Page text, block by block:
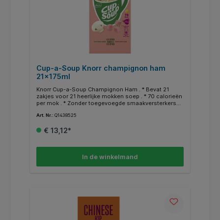
Zo bereid je binnen een handomdraai een heerlijke
mok soep. * Thuis, op kantoor of waar je ook bent,
Cup-a-Soup is altijd een heerlijk hartig tussendoortje.
* Lekker, makkelijk en snel! 4-uur Cup-a-Soup: BAM!
En weer helemaal scherp!
Cup-a-Soup Knorr champignon ham
21x175ml
Knorr Cup-a-Soup Champignon Ham . * Bevat 21
zakjes voor 21 heerlijke mokken soep . * 70 calorieën
per mok . * Zonder toegevoegde smaakversterkers
bereiden . * Een heerlijk tussendoortje .
Art. Nr.: Q1438525
€ 13,12*
In de winkelmand